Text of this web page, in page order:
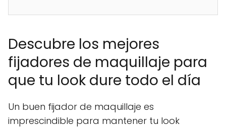
Descubre los mejores
fijadores de maquillaje para
que tu look dure todo el día
Un buen fijador de maquillaje es
imprescindible para mantener tu look